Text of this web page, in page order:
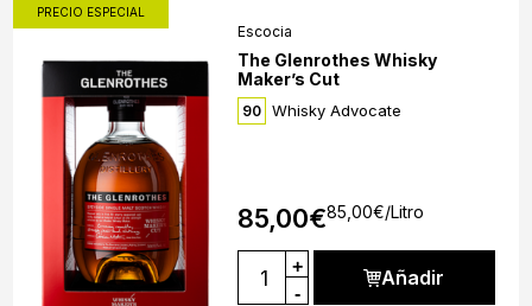
PRECIO ESPECIAL
Escocia
The Glenrothes Whisky
Maker’s Cut
90 Whisky Advocate
85,00€85,00€/Litro
+
-
Añadir